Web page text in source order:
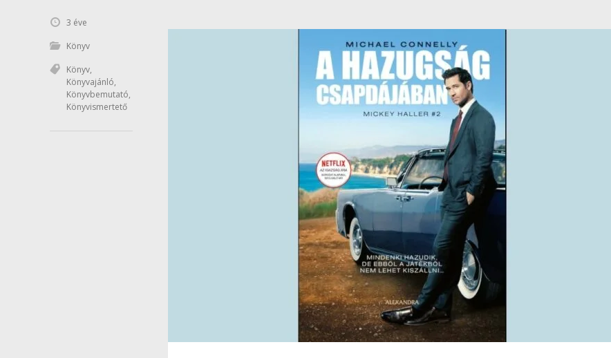
3 éve
Könyv
Könyv,
Könyvajánló,
Könyvbemutató,
Könyvismertető